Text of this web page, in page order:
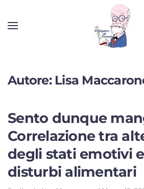
Autore: Lisa
Sento dunque
Correlazione tra
degli stati emotivi
disturbi alimentari